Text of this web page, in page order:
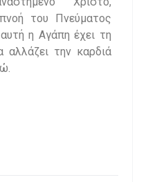
του Πνεύματος
η Αγάπη έχει τη
αλλάζει την καρδιά